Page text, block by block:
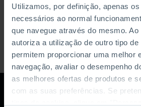
Utilizamos, por definição, apenas
necessários ao normal
que navegue através do mesmo.
autoriza a utilização de outro tipo
permitem proporcionar uma melhor
navegação, avaliar o desempenho
as melhores ofertas de produtos e
com as suas preferências. Se